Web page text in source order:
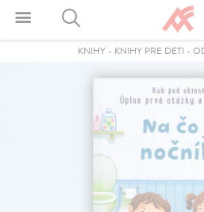
KNIHY - KNIHY PRE DETI -